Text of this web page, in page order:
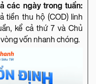
các ngày trong tuần:
tiền thu hộ (COD) linh
kể cả thứ 7 và Chủ
vốn nhanh chóng.